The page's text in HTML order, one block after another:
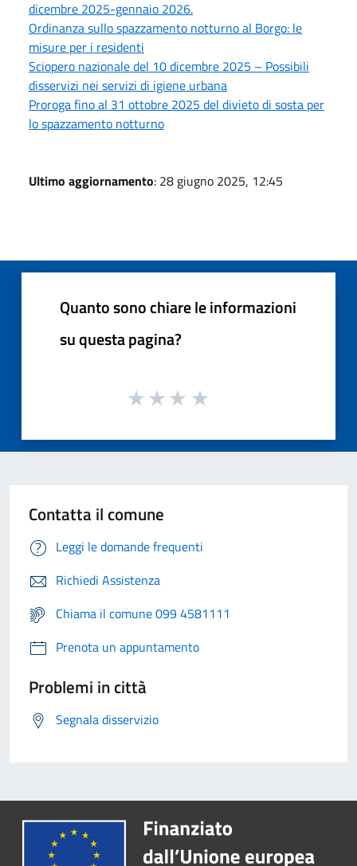
dicembre 2025-gennaio 2026.
Ordinanza sullo spazzamento notturno al Borgo: le
misure per i residenti
Sciopero nazionale del 10 dicembre 2025 – Possibili
disservizi nei servizi di igiene urbana
Proroga fino al 31 ottobre 2025 del divieto di sosta per
lo spazzamento notturno
Ultimo aggiornamento: 28 giugno 2025, 12:45
Quanto sono chiare le informazioni
su questa pagina?
Contatta il comune
Leggi le domande frequenti
Richiedi Assistenza
Chiama il comune 099 4581111
Prenota un appuntamento
Problemi in città
Segnala disservizio